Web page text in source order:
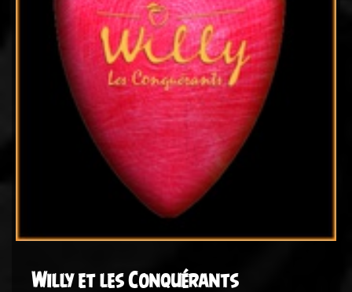
Willy et les Conquérants